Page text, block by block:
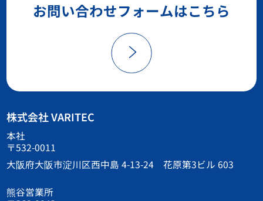
お問い合わせフォームはこちら
株式会社 VARITEC
本社
〒532-0011
大阪府大阪市淀川区西中島 4-13-24 花原第3ビル 603
熊谷営業所